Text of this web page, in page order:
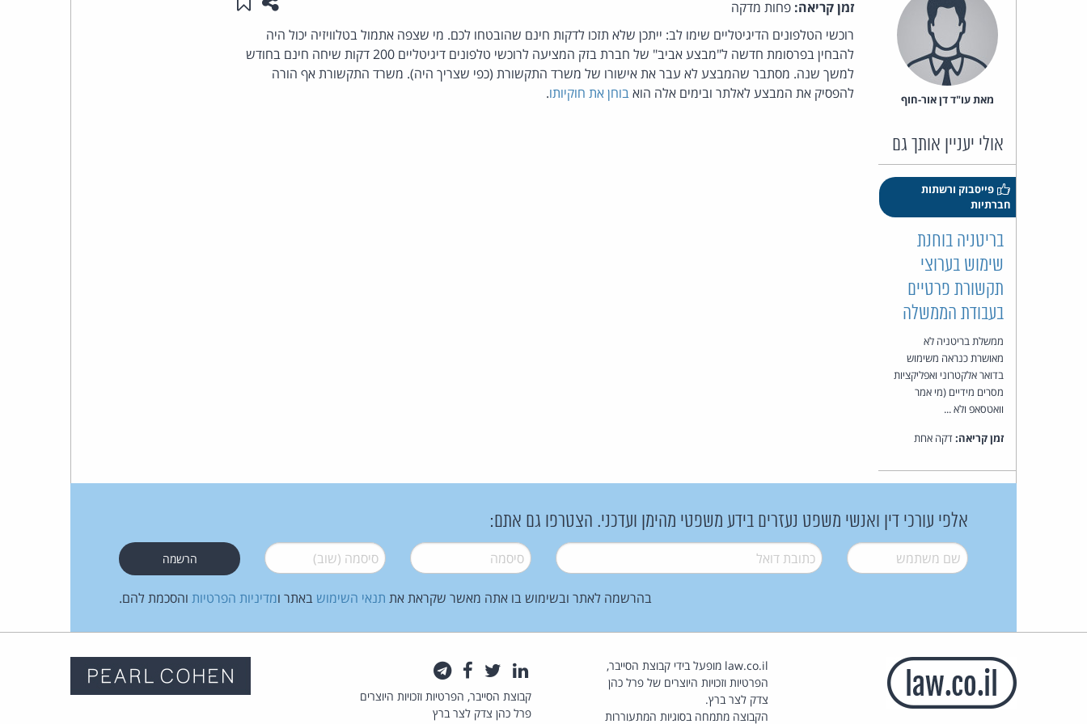
מאת‏ עו"ד דן אור-חוף
אולי יעניין אותך גם
פייסבוק ורשתות
חברתיות
בריטניה בוחנת
שימוש בערוצי
תקשורת פרטיים
בעבודת הממשלה
ממשלת בריטניה לא
מאושרת כנראה משימוש
בדואר אלקטרוני ואפליקציות
מסרים מידיים (מי אמר
וואטסאפ ולא ...
זמן קריאה:דקה אחת
זמן קריאה: פחות מדקה
רוכשי הטלפונים הדיגיטליים שימו לב: ייתכן שלא תזכו לדקות חינם שהובטחו לכם. מי שצפה אתמול בטלוויזיה יכול היה
להבחין בפרסומת חדשה ל"מבצע אביב" של חברת בזק המציעה לרוכשי טלפונים דיגיטליים 200 דקות שיחה חינם בחודש
למשך שנה. מסתבר שהמבצע לא עבר את אישורו של משרד התקשורת (כפי שצריך היה). משרד התקשורת אף הורה
להפסיק את המבצע לאלתר ובימים אלה הואבוחן את חוקיותו.
אלפי עורכי דין ואנשי משפט נעזרים בידע משפטי מהימן ועדכני. הצטרפו גם אתם:
שם משתמש* דואל* סיסמה* סיסמה (שוב)*
בהרשמה לאתר ובשימוש בו אתה מאשר שקראת את תנאי השימוש באתר ומדיניות הפרטיות והסכמת להם.
law.co.il מופעל בידי קבוצת הסייבר,
הפרטיות וזכויות היוצרים של פרל כהן
צדק לצר ברץ.
הקבוצה מתמחה בסוגיות המתעוררות
לינקדאין
טוויטרפייסבוק
קבוצת הסייבר, הפרטיות וזכויות היוצרים
פרל כהן צדק לצר ברץ